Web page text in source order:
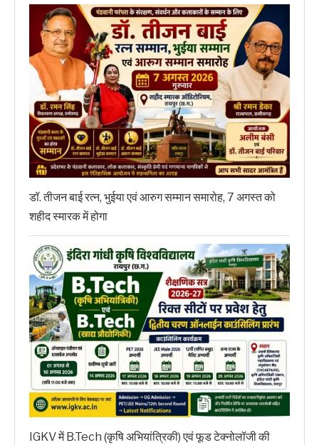
डॉ. तीजन बाई रत्न, भुईया एवं आरुग सम्मान समारोह, 7 अगस्त को
शहीद स्मारक में होगा
IGKV में B.Tech (कृषि अभियांत्रिकी) एवं फूड टेक्नोलॉजी की